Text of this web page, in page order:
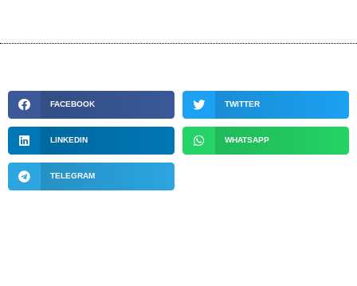
FACEBOOK TWITTER
LINKEDIN WHATSAPP
TELEGRAM